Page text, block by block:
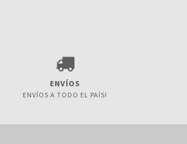
ENVÍOS
ENVÍOS A TODO EL PAÍS!